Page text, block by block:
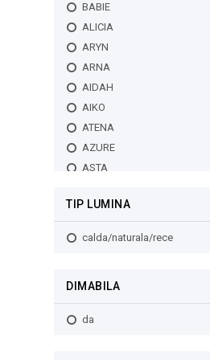
59
58
71
117
39
288
109
360
63
42
48W
BABIE
ALICIA
ARYN
ARNA
AIDAH
AIKO
ATENA
AZURE
ASTA
AMIL
AIRICA
TIP LUMINA
calda/naturala/rece
DIMABILA
da